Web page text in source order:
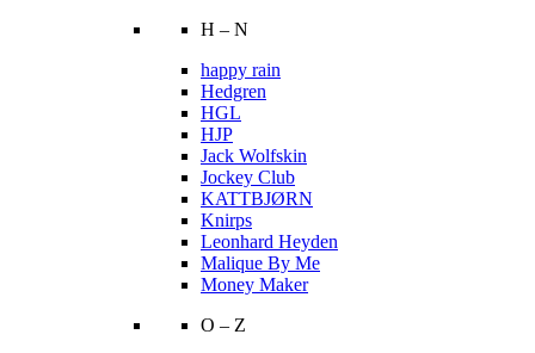
H – N
happy rain
Hedgren
HGL
HJP
Jack Wolfskin
Jockey Club
KATTBJØRN
Knirps
Leonhard Heyden
Malique By Me
Money Maker
O – Z